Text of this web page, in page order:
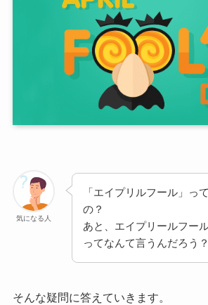
気になる人
「エイプリルフール」っ
の？
あと、エイプリールフー
ってなんて言うんだろう？
そんな疑問に答えていきます。